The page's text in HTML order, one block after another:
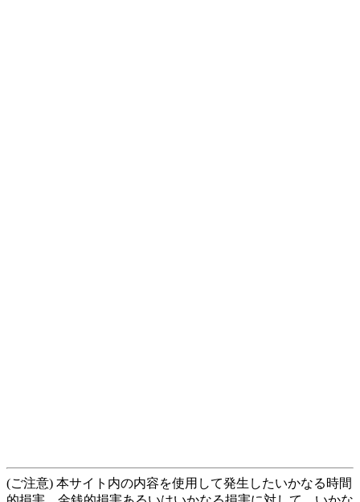
(ご注意) 本サイト内の内容を使用して発生したいかなる時間